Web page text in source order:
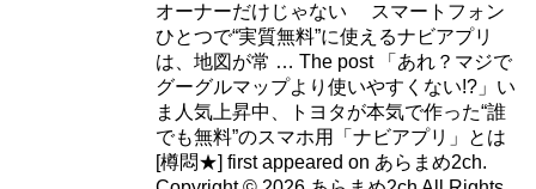
オーナーだけじゃない スマートフォン
ひとつで“実質無料”に使えるナビアプリ
は、地図が常 … The post 「あれ？マジで
グーグルマップより使いやすくない!?」い
ま人気上昇中、トヨタが本気で作った“誰
でも無料”のスマホ用「ナビアプリ」とは
[樽悶★] first appeared on あらまめ2ch.